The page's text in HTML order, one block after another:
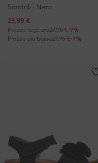
Sandali · Nero
Prezzo attuale
25,99 €
Prezzo regolare27,95 €-7%
Prezzo più basso27,95 €-7%